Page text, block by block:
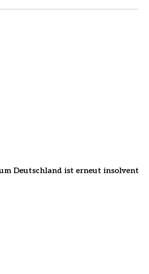
Deutschland ist erneut insolvent